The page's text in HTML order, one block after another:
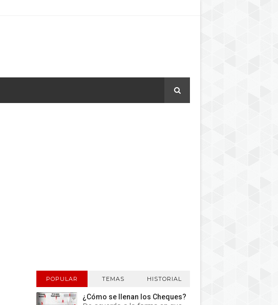
POPULAR TEMAS HISTORIAL
¿Cómo se llenan los Cheques?